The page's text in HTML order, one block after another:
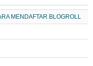
MENDAFTAR BLOGROLL